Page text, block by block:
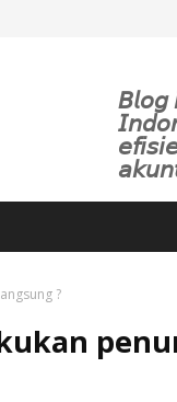
𝘉𝘭𝘰𝘨
?